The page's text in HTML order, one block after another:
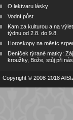
O lektvaru lásky
Vodní půst
Kam za kulturou a na
týdnu od 2.8. do 9.8.
Horoskopy na měsíc
Deníček týrané matky:
kroužky, Bože, stůj při nás
Copyright © 2008-2018